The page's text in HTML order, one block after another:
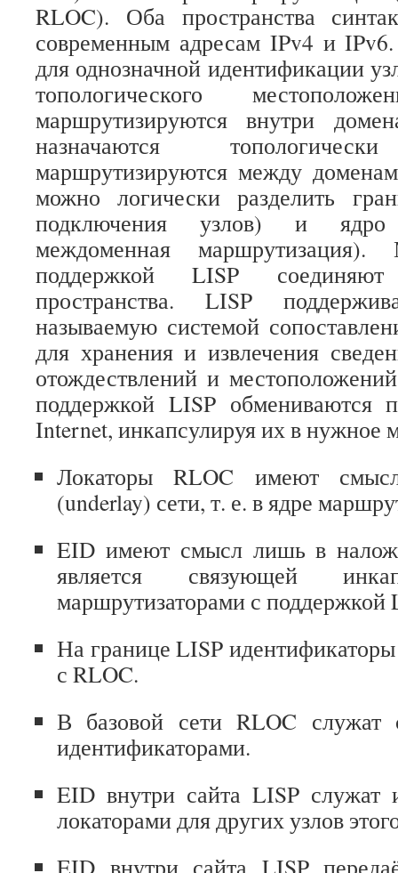
RLOC). Оба пространства
современным адресам IPv4 и
для однозначной идентификации
топологического
маршрутизируются внутри
назначаются
маршрутизируются между
можно логически разделить
подключения узлов) и ядро
междоменная маршрутизация).
поддержкой LISP
пространства. LISP
называемую системой
для хранения и извлечения
отождествлений и
поддержкой LISP обмениваются
Internet, инкапсулируя их в нужное
Локаторы RLOC имеют
(underlay) сети, т. е. в ядре
EID имеют смысл лишь в
является связующей
маршрутизаторами с поддержкой
На границе LISP
с RLOC.
В базовой сети RLOC служат
идентификаторами.
EID внутри сайта LISP служат
локаторами для других узлов
EID внутри сайта LISP